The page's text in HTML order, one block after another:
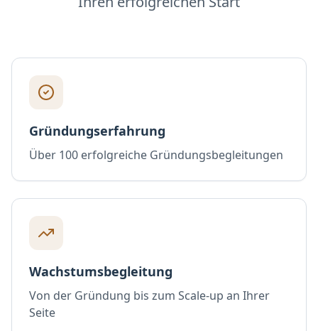
Gründungserfahrung
Über 100 erfolgreiche Gründungsbegleitungen
Wachstumsbegleitung
Von der Gründung bis zum Scale-up an Ihrer
Seite